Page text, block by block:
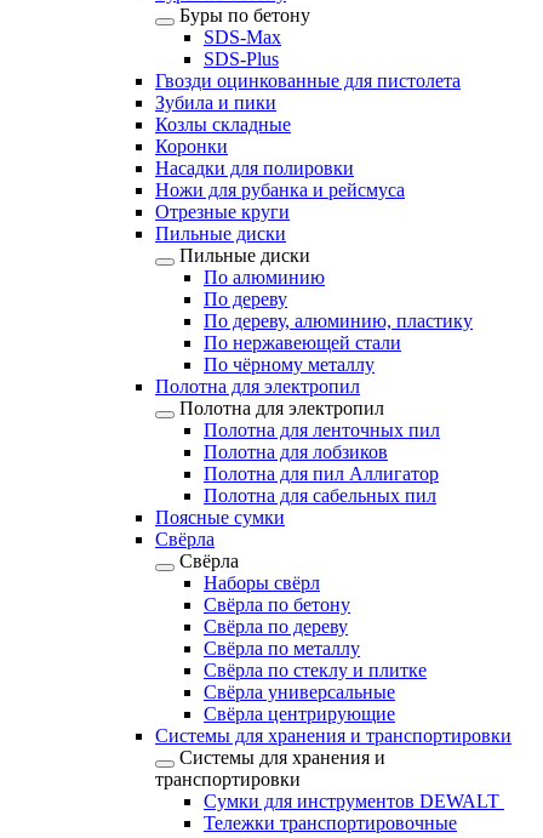
Буры по бетону
SDS-Max
SDS-Plus
Гвозди оцинкованные для пистолета
Зубила и пики
Козлы складные
Коронки
Насадки для полировки
Ножи для рубанка и рейсмуса
Отрезные круги
Пильные диски
Пильные диски
По алюминию
По дереву
По дереву, алюминию, пластику
По нержавеющей стали
По чёрному металлу
Полотна для электропил
Полотна для электропил
Полотна для ленточных пил
Полотна для лобзиков
Полотна для пил Аллигатор
Полотна для сабельных пил
Поясные сумки
Свёрла
Свёрла
Наборы свёрл
Свёрла по бетону
Свёрла по дереву
Свёрла по металлу
Свёрла по стеклу и плитке
Свёрла универсальные
Свёрла центрирующие
Системы для хранения и транспортировки
Системы для хранения и
транспортировки
Сумки для инструментов DEWALT
Тележки транспортировочные